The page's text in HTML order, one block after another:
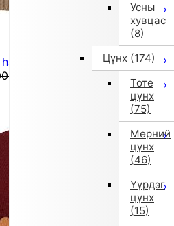
Усны
хувцас
(8)
Цүнх (174)
Тоте
цүнх
(75)
Мөрний
цүнх
(46)
Үүрдэг
цүнх
(15)
(Brown)